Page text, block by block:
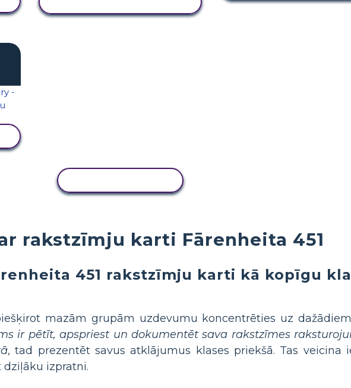
rakstzīmju karti Fārenheita 451
451 rakstzīmju karti kā kopīgu
mazām grupām uzdevumu koncentrēties uz
ir pētīt, apspriest un dokumentēt sava rakstzīmes
, tad prezentēt savus atklājumus klases priekšā. Tas veicina
izpratni.